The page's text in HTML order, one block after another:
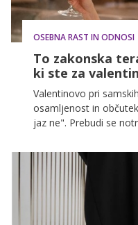
OSEBNA RAST IN ODNOSI
To zakonska
ki ste za
Valentinovo pri
osamljenost in
jaz ne". Prebudi se
pogled vase in za
polepšajo. Zakaj
lahko pomagate,
zakonske in družinske